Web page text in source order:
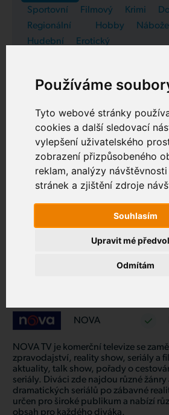
Používáme
Tyto webové stránky
cookies a další sledovací
vylepšení uživatelského
zobrazení přizpůsobeného
reklam, analýzy
stránek a zjištění zdroje
Souhlasím
Odmítám
Upravit mé
Sportovní
Filmový Krimi
Regionální
Hobby
Hudební
Erotický
Název HD
ČT1
První kanál veřejnoprávní České
ledna 1993. Profiluje se jako
zaměřená na rodinu, čemuž
strukturu. ČT1 vysílá zprávy, filmy,
NOVA
NOVA TV je komerční televize se
zpravodajství, reality show, seriály a
aktuality, talk show, pořady o
seriály. Diváci zde najdou různé
dramatických seriálů po zábavné
určen pro široké publikum a nabízí
obsah pro každého diváka.